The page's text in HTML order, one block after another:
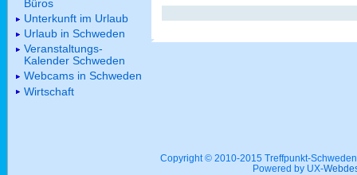
Büros
Unterkunft im Urlaub
Urlaub in Schweden
Veranstaltungs-
Kalender Schweden
Webcams in Schweden
Wirtschaft
Copyright © 2010-2015 Treffpunkt-
Powered by UX-